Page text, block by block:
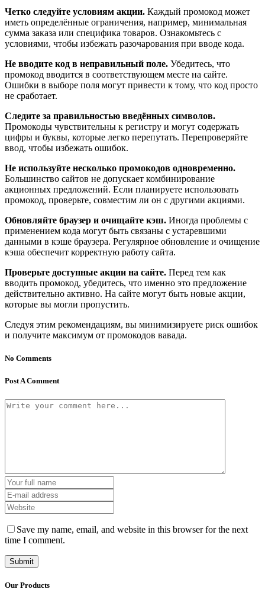
Четко следуйте условиям акции. Каждый промокод может
иметь определённые ограничения, например, минимальная
сумма заказа или специфика товаров. Ознакомьтесь с
условиями, чтобы избежать разочарования при вводе кода.
Не вводите код в неправильный поле. Убедитесь, что
промокод вводится в соответствующем месте на сайте.
Ошибки в выборе поля могут привести к тому, что код просто
не сработает.
Следите за правильностью введённых символов.
Промокоды чувствительны к регистру и могут содержать
цифры и буквы, которые легко перепутать. Перепроверяйте
ввод, чтобы избежать ошибок.
Не используйте несколько промокодов одновременно.
Большинство сайтов не допускает комбинирование
акционных предложений. Если планируете использовать
промокод, проверьте, совместим ли он с другими акциями.
Обновляйте браузер и очищайте кэш. Иногда проблемы с
применением кода могут быть связаны с устаревшими
данными в кэше браузера. Регулярное обновление и очищение
кэша обеспечит корректную работу сайта.
Проверьте доступные акции на сайте. Перед тем как
вводить промокод, убедитесь, что именно это предложение
действительно активно. На сайте могут быть новые акции,
которые вы могли пропустить.
Следуя этим рекомендациям, вы минимизируете риск ошибок
и получите максимум от промокодов вавада.
No Comments
Post A Comment
Save my name, email, and website in this browser for the next
time I comment.
Our Products